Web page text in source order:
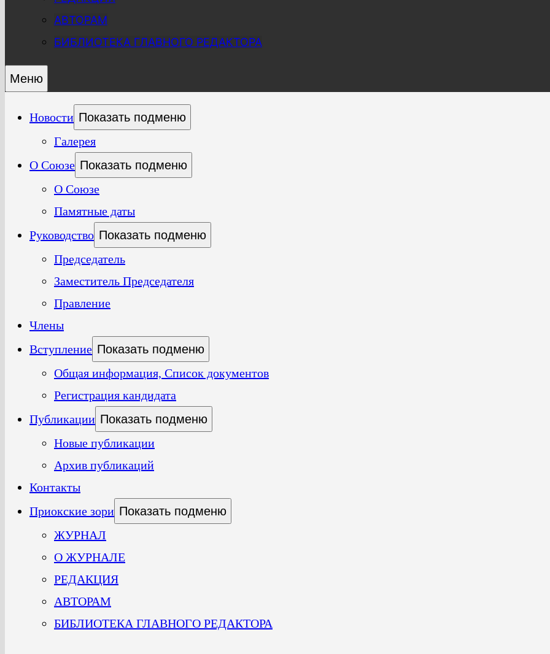
АВТОРАМ
БИБЛИОТЕКА ГЛАВНОГО РЕДАКТОРА
Меню
Новости Показать подменю
Галерея
О Союзе Показать подменю
О Союзе
Памятные даты
Руководство Показать подменю
Председатель
Заместитель Председателя
Правление
Члены
Вступление Показать подменю
Общая информация, Список документов
Регистрация кандидата
Публикации Показать подменю
Новые публикации
Архив публикаций
Контакты
Приокские зори Показать подменю
ЖУРНАЛ
О ЖУРНАЛЕ
РЕДАКЦИЯ
АВТОРАМ
БИБЛИОТЕКА ГЛАВНОГО РЕДАКТОРА